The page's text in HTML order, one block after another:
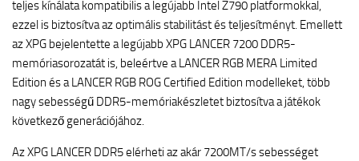
teljes kínálata kompatibilis a legújabb Intel Z790 platformokkal,
ezzel is biztosítva az optimális stabilitást és teljesítményt. Emellett
az XPG bejelentette a legújabb XPG LANCER 7200 DDR5-
memóriasorozatát is, beleértve a LANCER RGB MERA Limited
Edition és a LANCER RGB ROG Certified Edition modelleket, több
nagy sebességű DDR5-memóriakészletet biztosítva a játékok
következő generációjához.
Az XPG LANCER DDR5 elérheti az akár 7200MT/s sebességet